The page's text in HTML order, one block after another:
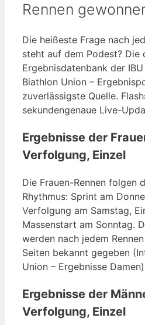
Rennen
Die heißeste Frage nach
steht auf dem Podest? Die
Ergebnisdatenbank der
Biathlon Union –
zuverlässigste Quelle.
sekundengenaue Live-
Ergebnisse der
Verfolgung, Einzel
Die Frauen-Rennen folgen
Rhythmus: Sprint am
Verfolgung am Samstag,
Massenstart am Sonntag.
werden nach jedem
Seiten bekannt gegeben
Union – Ergebnisse
Ergebnisse der
Verfolgung, Einzel